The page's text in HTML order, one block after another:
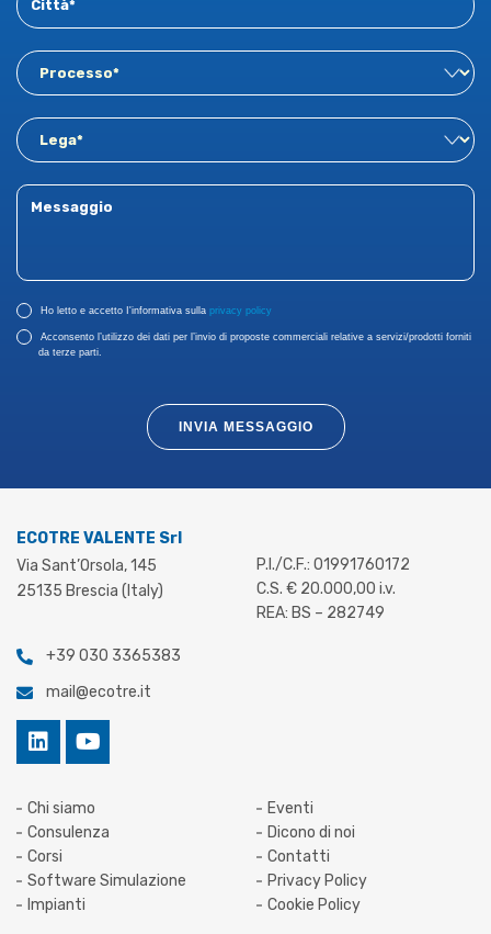
Ho letto e accetto I'informativa sulla privacy policy
Acconsento l’utilizzo dei dati per l’invio di proposte commerciali relative a servizi/prodotti forniti
da terze parti.
INVIA MESSAGGIO
ECOTRE VALENTE Srl
Via Sant’Orsola, 145
25135 Brescia (Italy)
+39 030 3365383
mail@ecotre.it
P.I./C.F.: 01991760172
C.S. € 20.000,00 i.v.
REA: BS – 282749
Chi siamo
Consulenza
Corsi
Software Simulazione
Impianti
Eventi
Dicono di noi
Contatti
Privacy Policy
Cookie Policy